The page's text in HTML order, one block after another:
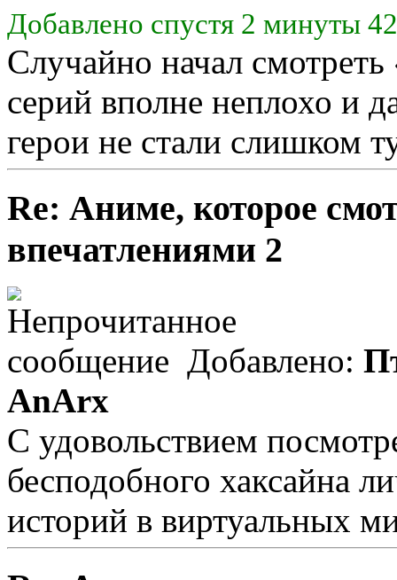
Добавлено спустя 2 минуты
Случайно начал
серий вполне неплохо и
герои не стали слишком
Re: Аниме, которое
впечатлениями 2
Добавлено:
AnArx
С удовольствием
бесподобного хаксайна
историй в виртуальных